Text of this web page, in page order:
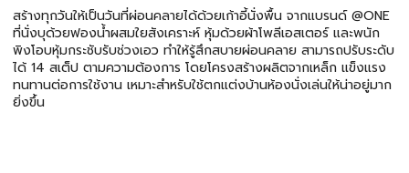
สร้างทุกวันให้เป็นวันที่ผ่อนคลายได้ด้วยเก้าอี้นั่งพื้น จากแบรนด์ @ONE
ที่นั่งบุด้วยฟองน้ำผสมใยสังเคราะห์ หุ้มด้วยผ้าโพลีเอสเตอร์ และพนัก
พิงโอบหุ้มกระชับรับช่วงเอว ทำให้รู้สึกสบายผ่อนคลาย สามารถปรับระดับ
ได้ 14 สเต็ป ตามความต้องการ โดยโครงสร้างผลิตจากเหล็ก แข็งแรง
ทนทานต่อการใช้งาน เหมาะสำหรับใช้ตกแต่งบ้านห้องนั่งเล่นให้น่าอยู่มาก
ยิ่งขึ้น